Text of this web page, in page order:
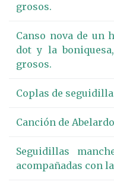
grosos.
Canso nova de un
dot y la
grosos.
Coplas de
Canción de
Seguidillas
acompañadas con